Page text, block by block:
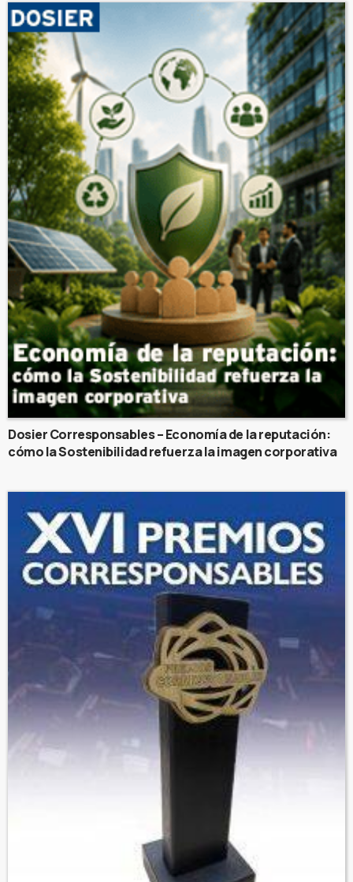
Dosier Corresponsables – Economía de la reputación:
cómo la Sostenibilidad refuerza la imagen corporativa